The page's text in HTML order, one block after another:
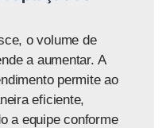
o volume de
a aumentar. A
permite ao
eficiente,
a equipe conforme